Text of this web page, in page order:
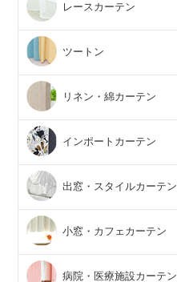
レースカーテン
ツートン
リネン・綿カーテン
インポートカーテン
出窓・スタイルカーテン
小窓・カフェカーテン
病院・医療施設カーテン